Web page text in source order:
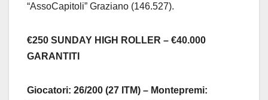
“AssoCapitoli” Graziano (146.527).
€250 SUNDAY HIGH ROLLER – €40.000
GARANTITI
Giocatori: 26/200 (27 ITM) – Montepremi: